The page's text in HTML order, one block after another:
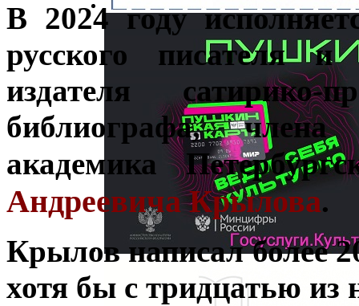
В 2024 году
русского писателя
издателя сатирико-
библиографа,
академика
Андреевича Крылова.
Крылов написал более
хотя бы с тридцатью из